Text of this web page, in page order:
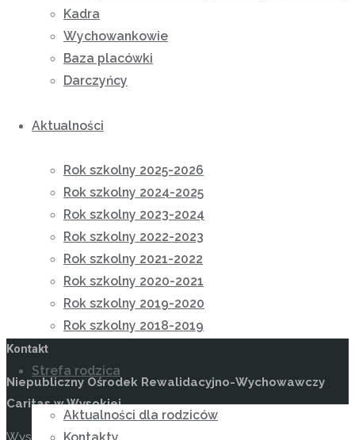
Kadra
Wychowankowie
Baza placówki
Darczyńcy
Aktualności
Rok szkolny 2025-2026
Rok szkolny 2024-2025
Rok szkolny 2023-2024
Rok szkolny 2022-2023
Rok szkolny 2021-2022
Rok szkolny 2020-2021
Rok szkolny 2019-2020
Rok szkolny 2018-2019
Strefa rodzica
Aktualności dla rodziców
Kontakt
Niepubliczny Ośrodek Rewalidacyjno-Wychowawczy
Caritas w Wysokiej
Wysoka 49